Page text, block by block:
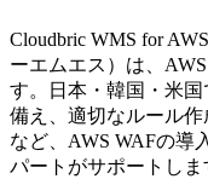
Cloudbric WMS for
ーエムエス）は、
す。日本・韓国・米
備え、適切なルール
など、AWS WAFの導
パートがサポートし